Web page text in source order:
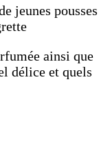
jeunes pousses
ainsi que
délice et quels